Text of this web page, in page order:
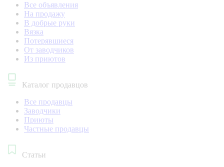
Все объявления
На продажу
В добрые руки
Вязка
Потерявшиеся
От заводчиков
Из приютов
Каталог продавцов
Все продавцы
Заводчики
Приюты
Частные продавцы
Статьи